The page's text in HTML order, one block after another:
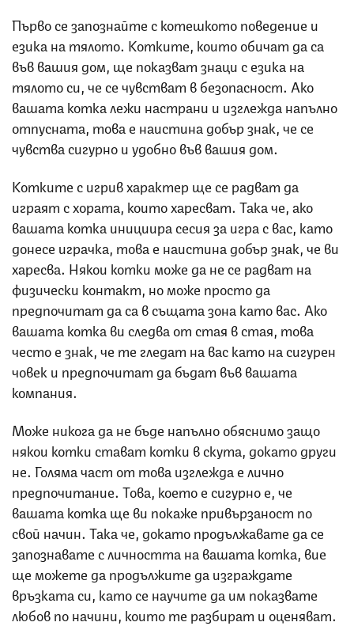
Първо се запознайте с котешкото поведение и
езика на тялото. Котките, които обичат да са
във вашия дом, ще показват знаци с езика на
тялото си, че се чувстват в безопасност. Ако
вашата котка лежи настрани и изглежда напълно
отпусната, това е наистина добър знак, че се
чувства сигурно и удобно във вашия дом.
Котките с игрив характер ще се радват да
играят с хората, които харесват. Така че, ако
вашата котка инициира сесия за игра с вас, като
донесе играчка, това е наистина добър знак, че ви
харесва. Някои котки може да не се радват на
физически контакт, но може просто да
предпочитат да са в същата зона като вас. Ако
вашата котка ви следва от стая в стая, това
често е знак, че те гледат на вас като на сигурен
човек и предпочитат да бъдат във вашата
компания.
Може никога да не бъде напълно обяснимо защо
някои котки стават котки в скута, докато други
не. Голяма част от това изглежда е лично
предпочитание. Това, което е сигурно е, че
вашата котка ще ви покаже привързаност по
свой начин. Така че, докато продължавате да се
запознавате с личността на вашата котка, вие
ще можете да продължите да изграждате
връзката си, като се научите да им показвате
любов по начини, които те разбират и оценяват.